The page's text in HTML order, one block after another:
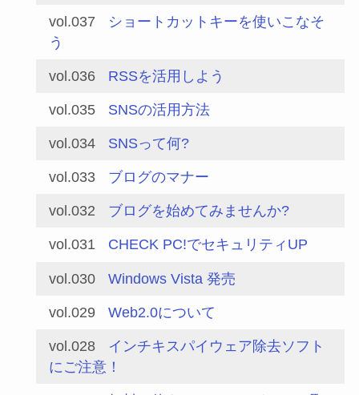
vol.037
ショートカットキーを使いこなそ
う
vol.036 RSSを活用しよう
vol.035 SNSの活用方法
vol.034 SNSって何?
vol.033 ブログのマナー
vol.032 ブログを始めてみませんか?
vol.031 CHECK PC!でセキュリティUP
vol.030 Windows Vista 発売
vol.029 Web2.0について
vol.028
インチキスパイウェア除去ソフト
にご注意！